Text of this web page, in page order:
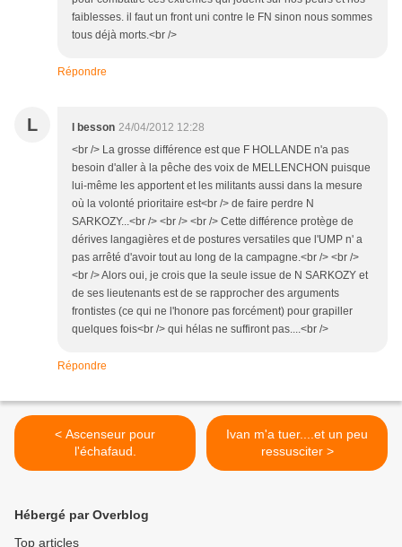
faiblesses. il faut un front uni contre le FN sinon nous sommes
tous déjà morts.<br />
Répondre
L l besson 24/04/2012 12:28
<br /> La grosse différence est que F HOLLANDE n'a pas
besoin d'aller à la pêche des voix de MELLENCHON puisque
lui-même les apportent et les militants aussi dans la mesure
où la volonté prioritaire est<br /> de faire perdre N
SARKOZY...<br /> <br /> <br /> Cette différence protège de
dérives langagières et de postures versatiles que l'UMP n' a
pas arrêté d'avoir tout au long de la campagne.<br /> <br />
<br /> Alors oui, je crois que la seule issue de N SARKOZY et
de ses lieutenants est de se rapprocher des arguments
frontistes (ce qui ne l'honore pas forcément) pour grapiller
quelques fois<br /> qui hélas ne suffiront pas....<br />
Répondre
< Ascenseur pour
l'échafaud.
Ivan m'a tuer....et un peu
ressusciter >
Hébergé par Overblog
Top articles